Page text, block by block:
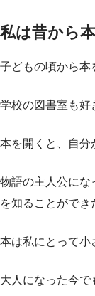
私は昔から
子どもの頃から本
学校の図書室も好
本を開くと、自分
物語の主人公にな
を知ることができ
本は私にとって小
大人になった今で